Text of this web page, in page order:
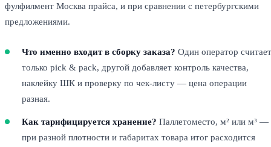
фулфилмент Москва прайса, и при сравнении с петербургскими
предложениями.
Что именно входит в сборку заказа? Один оператор считает
только pick & pack, другой добавляет контроль качества,
наклейку ШК и проверку по чек-листу — цена операции
разная.
Как тарифицируется хранение? Паллетоместо, м² или м³ —
при разной плотности и габаритах товара итог расходится